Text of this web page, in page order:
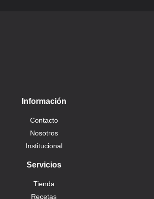
Información
Contacto
Nosotros
Institucional
Servicios
Tienda
Recetas